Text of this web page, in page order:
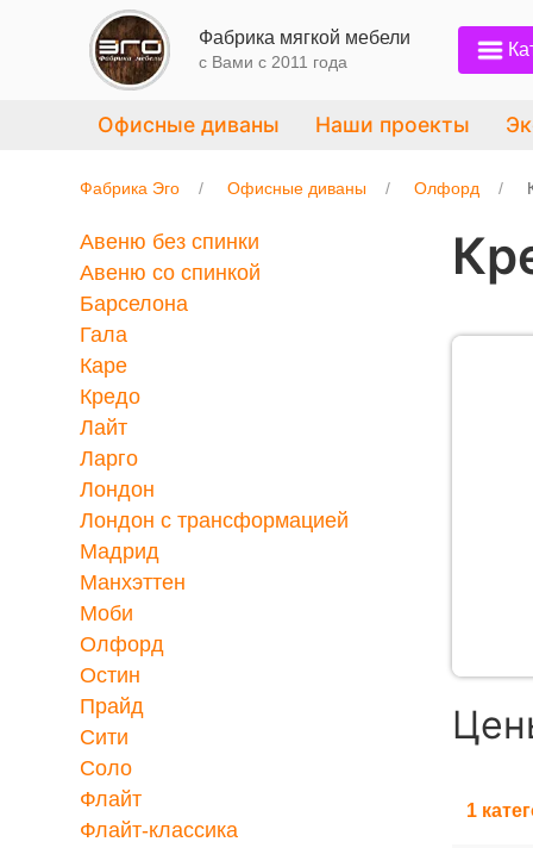
Фабрика мягкой мебели
с Вами c 2011 года
Офисные диваны Наши проекты
Фабрика Эго Офисные диваны Олфорд
Авеню без спинки
Авеню со спинкой
Барселона
Гала
Каре
Кредо
Лайт
Ларго
Лондон
Лондон с трансформацией
Мадрид
Манхэттен
Моби
Олфорд
Остин
Прайд
Сити
Соло
Флайт
Флайт-классика
1